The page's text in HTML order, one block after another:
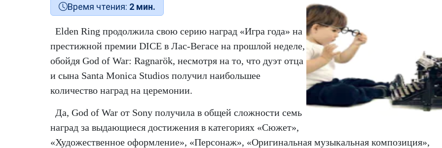
Время чтения: 2 мин.
Elden Ring продолжила свою серию наград «Игра года» на
престижной премии DICE в Лас-Вегасе на прошлой неделе,
обойдя God of War: Ragnarök, несмотря на то, что дуэт отца
и сына Santa Monica Studios получил наибольшее
количество наград на церемонии.
Да, God of War от Sony получила в общей сложности семь
наград за выдающиеся достижения в категориях «Сюжет»,
«Художественное оформление», «Персонаж», «Оригинальная музыкальная композиция»,